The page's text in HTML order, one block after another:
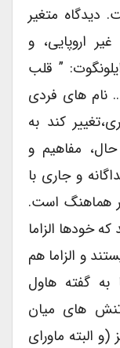
متغیر
اروپایی، و
” قلب
های فردی
کند به
مفاهیم و
و جاری با
هماهنگ است.
خودها الزاما
و الزاما هم
گفته هاول
تنش های میان
البته ماورای